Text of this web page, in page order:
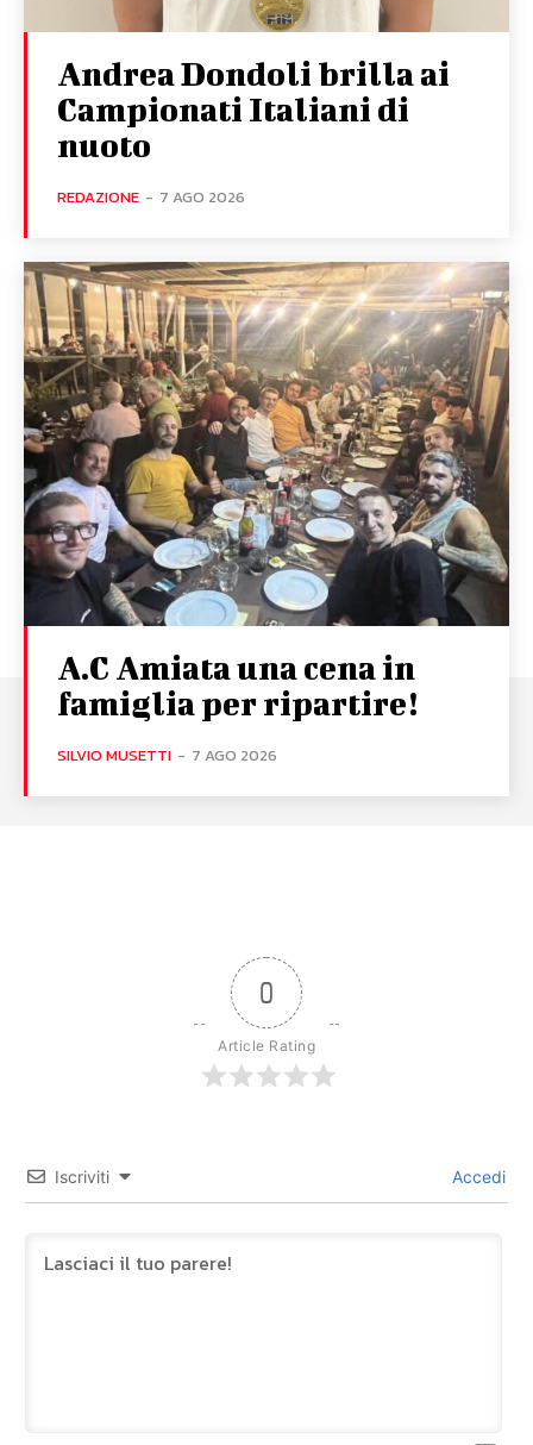
Andrea Dondoli brilla ai
Campionati Italiani di
nuoto
REDAZIONE - 7 AGO 2026
A.C Amiata una cena in
famiglia per ripartire!
SILVIO MUSETTI - 7 AGO 2026
0
Article Rating
Iscriviti Accedi